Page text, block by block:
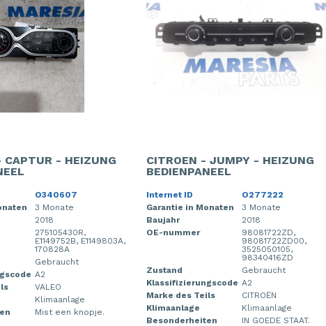
CAPTUR - HEIZUNG
O340607
3 Monate
2018
275105430R,
E1149752B, E1149803A,
170828A
Gebraucht
A2
VALEO
Klimaanlage
Mist een knopje.
CITROEN - JUMPY - HEIZUNG
BEDIENPANEEL
Internet ID
O277222
Garantie in Monaten
3 Monate
Baujahr
2018
OE-nummer
98081722ZD,
98081722ZD00,
3525050105,
98340416ZD
Zustand
Gebraucht
Klassifizierungscode A2
Marke des Teils
CITROËN
Klimaanlage
Klimaanlage
Besonderheiten
IN GOEDE STAAT.